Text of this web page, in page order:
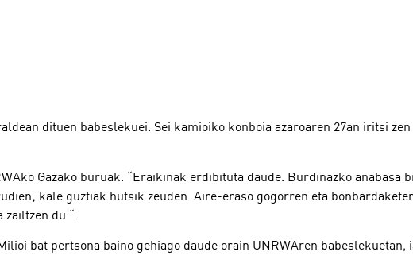
dituen babeslekuei. Sei kamioiko konboia azaroaren 27an iritsi
Gazako buruak. “Eraikinak erdibituta daude. Burdinazko anabasa
kale guztiak hutsik zeuden. Aire-eraso gogorren eta
du “.
bat pertsona baino gehiago daude orain UNRWAren babeslekuetan,